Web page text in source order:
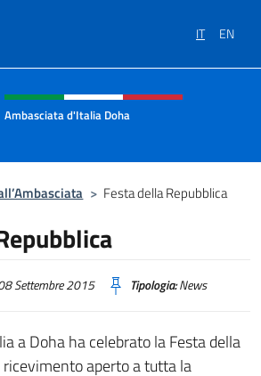
IT EN
social e menù
Ambasciata d'Italia Doha
> Festa della Repubblica
Settembre 2015 Tipologia:News
a Doha ha celebrato la Festa della
ricevimento aperto a tutta la